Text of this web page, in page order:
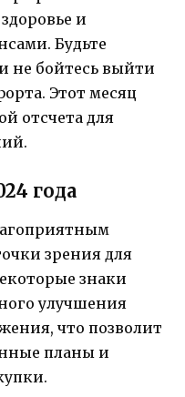
и
Будьте
не бойтесь выйти
Этот месяц
отсчета для
года
зрения для
знаки
улучшения
что позволит
планы и